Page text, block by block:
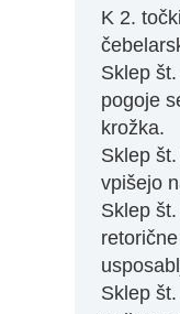
K 2.
Sklep
pogoje
krožka.
Sklep
vpišejo
Sklep
Sklep